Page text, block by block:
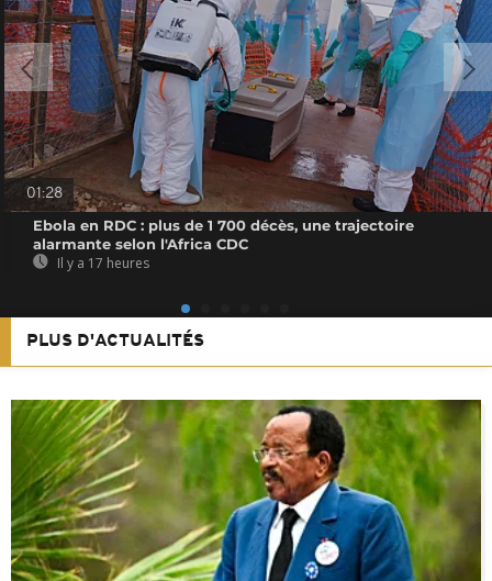
01:28
Ebola en RDC : plus de 1 700 décès, une trajectoire
alarmante selon l'Africa CDC
Il y a 17 heures
PLUS D'ACTUALITÉS